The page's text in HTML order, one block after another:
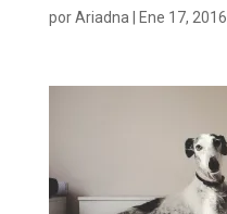
porAriadna Ene 17, 2016